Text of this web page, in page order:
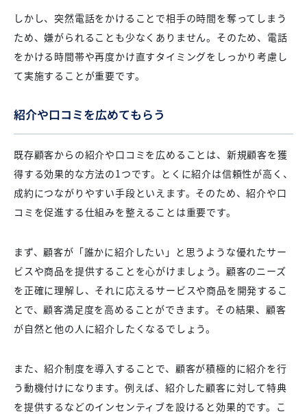
しかし、突然電話をかけることで相手の時間を奪ってしまう
ため、嫌がられることも少なくありません。そのため、電話
をかける時間帯や再度かけ直すタイミングをしっかり考慮し
て実施することが重要です。
紹介や口コミを広めてもらう
既存顧客からの紹介や口コミを広めることは、新規顧客を獲
得する効果的な方法の1つです。とくに紹介は信頼性が高く、
成約につながりやすい手段といえます。そのため、紹介や口
コミを促進する仕組みを整えることは重要です。
まず、顧客が「誰かに紹介したい」と思うような優れたサー
ビスや商品を提供することを心がけましょう。顧客のニーズ
を正確に理解し、それに応えるサービスや商品を開発するこ
とで、顧客満足度を高めることができます。その結果、顧客
が自然と他の人に紹介したくなるでしょう。
また、紹介制度を導入することで、顧客が積極的に紹介を行
う動機付けになります。例えば、紹介した顧客に対して特典
を提供するなどのインセンティブを設けると効果的です。こ